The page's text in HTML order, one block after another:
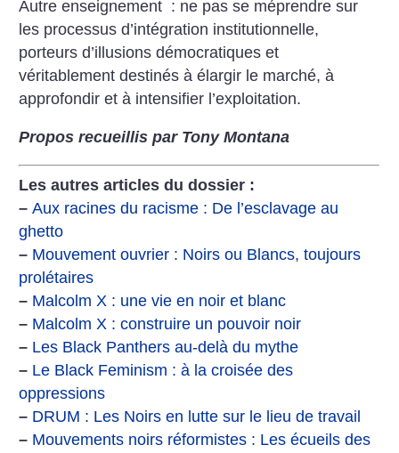
Autre enseignement : ne pas se méprendre sur
les processus d’intégration institutionnelle,
porteurs d’illusions démocratiques et
véritablement destinés à élargir le marché, à
approfondir et à intensifier l’exploitation.
Propos recueillis par Tony Montana
Les autres articles du dossier :
– Aux racines du racisme : De l’esclavage au
ghetto
– Mouvement ouvrier : Noirs ou Blancs, toujours
prolétaires
– Malcolm X : une vie en noir et blanc
– Malcolm X : construire un pouvoir noir
– Les Black Panthers au-delà du mythe
– Le Black Feminism : à la croisée des
oppressions
– DRUM : Les Noirs en lutte sur le lieu de travail
– Mouvements noirs réformistes : Les écueils des